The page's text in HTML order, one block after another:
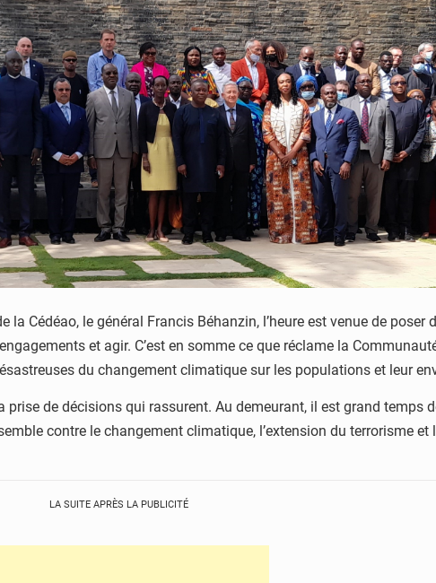
Cédéao, le général Francis Béhanzin, l’heure est venue de poser
et agir. C’est en somme ce que réclame la
du changement climatique sur les populations et leur
de décisions qui rassurent. Au demeurant, il est grand temps
contre le changement climatique, l’extension du terrorisme et
LA SUITE APRÈS LA PUBLICITÉ